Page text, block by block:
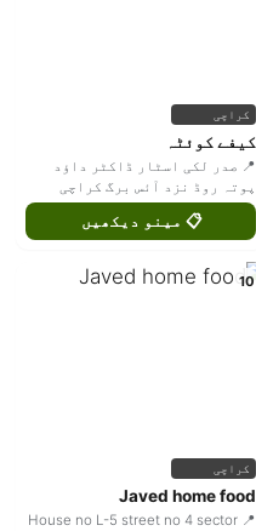
کراچی
کیفے کوئٹہ
📍 صدر لکی اسٹار ڈاکٹر داؤد
پوتہ روڈ نزد آئس برگ کراچی
📋 مینو دیکھیں
10
کراچی
Javed home food
📍 House no L-5 street no 4 sector